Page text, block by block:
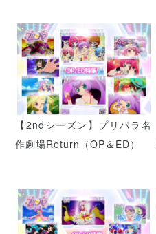
【2ndシーズン】プリパラ名
作劇場Return（OP＆ED）